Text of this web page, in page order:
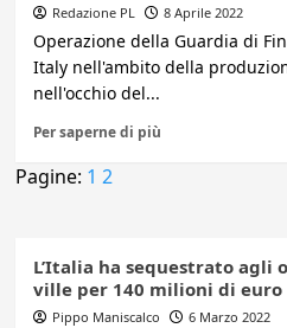
Redazione PL 8 Aprile 2022
Operazione della Guardia di
Italy nell'ambito della
nell'occhio del...
Per saperne di più
Pagine: 1 2
L’Italia ha sequestrato agli
ville per 140 milioni di euro
Pippo Maniscalco 6 Marzo 2022